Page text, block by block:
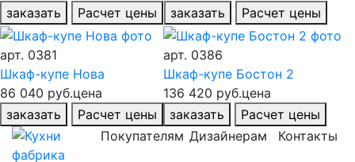
заказать
Расчет цены
заказать
Расчет цены
арт. 0381
Шкаф-купе Нова
86 040 руб.цена
заказать
Расчет цены
арт. 0386
Шкаф-купе Бостон 2
136 420 руб.цена
заказать
Расчет цены
Покупателям Дизайнерам Контакты